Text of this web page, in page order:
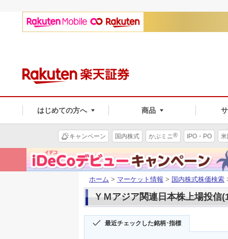
はじめての方へ 商品
キャンペーン 国内株式 かぶミニ® IPO・PO
ホーム > マーケット情報 > 国内株式株価検索
ＹＭアジア関連日本株上場投信
最近チェックした銘柄･指標